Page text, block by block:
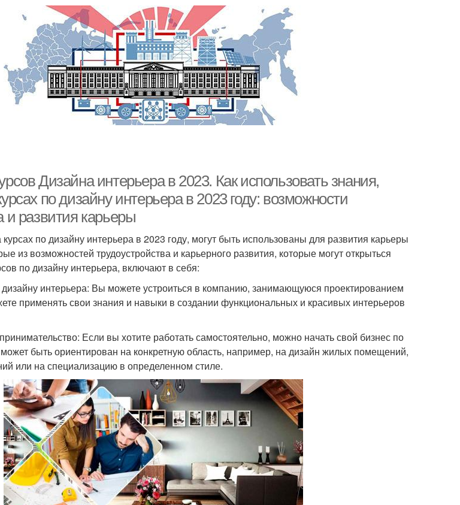
Дизайна интерьера в 2023. Как использовать знания,
по дизайну интерьера в 2023 году: возможности
и развития карьеры
по дизайну интерьера в 2023 году, могут быть использованы для развития карьеры
из возможностей трудоустройства и карьерного развития, которые могут открыться
по дизайну интерьера, включают в себя:
дизайну интерьера: Вы можете устроиться в компанию, занимающуюся проектированием
применять свои знания и навыки в создании функциональных и красивых интерьеров
Если вы хотите работать самостоятельно, можно начать свой бизнес по
быть ориентирован на конкретную область, например, на дизайн жилых помещений,
или на специализацию в определенном стиле.